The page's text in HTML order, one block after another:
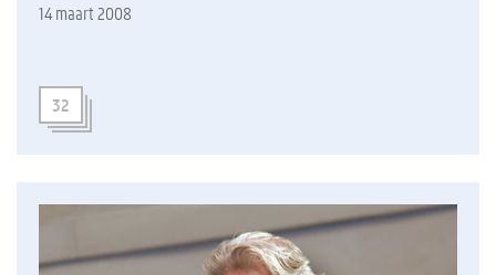
14 maart 2008
32